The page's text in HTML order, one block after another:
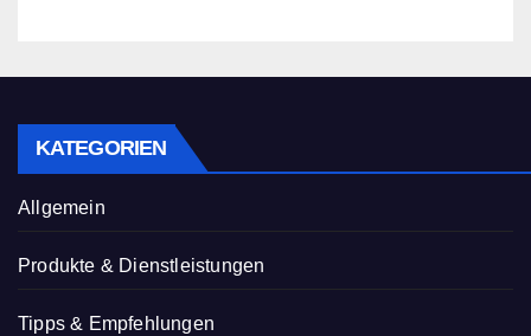
KATEGORIEN
Allgemein
Produkte & Dienstleistungen
Tipps & Empfehlungen